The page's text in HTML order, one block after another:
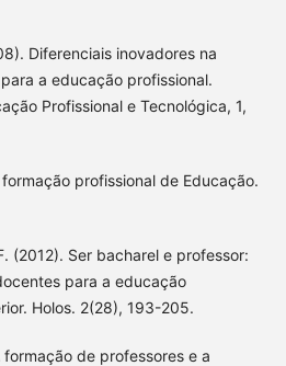
Diferenciais inovadores na
a educação profissional.
Profissional e Tecnológica, 1,
profissional de Educação.
(2012). Ser bacharel e professor:
para a educação
Holos. 2(28), 193-205.
de professores e a